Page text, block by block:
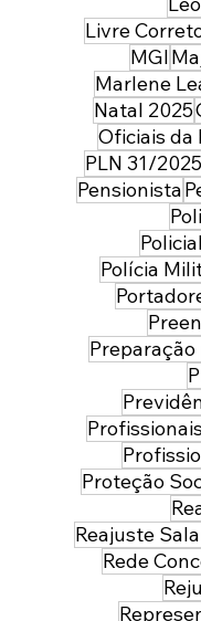
Livre
MGI
Marlene
Natal 2025
Oficiais da
PLN 31/2025
Pensionista
Polícia
Proteção
Rede